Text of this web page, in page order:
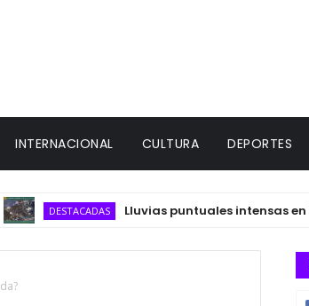
INTERNACIONAL CULTURA DEPORTES
DESTACADAS Lluvias puntuales intensas en